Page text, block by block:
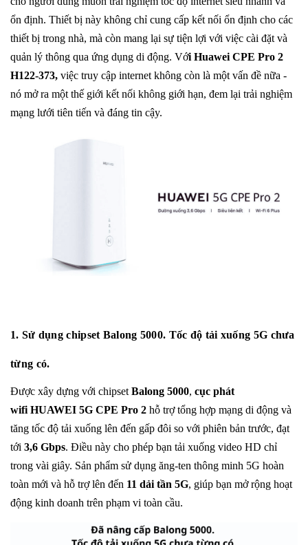
ổn định. Thiết bị này không chỉ cung cấp kết nối ổn định cho các
thiết bị trong nhà, mà còn mang lại sự tiện lợi với việc cài đặt và
quản lý thông qua ứng dụng di động. Với Huawei CPE Pro 2
H122-373, việc truy cập internet không còn là một vấn đề nữa -
nó mở ra một thế giới kết nối không giới hạn, đem lại trải nghiệm
mạng lưới tiên tiến và đáng tin cậy.
1. Sử dụng chipset Balong 5000. Tốc độ tải xuống 5G chưa
từng có.
Được xây dựng với chipset Balong 5000, cục phát
wifi HUAWEI 5G CPE Pro 2 hỗ trợ tổng hợp mạng di động và
tăng tốc độ tải xuống lên đến gấp đôi so với phiên bản trước, đạt
tới 3,6 Gbps. Điều này cho phép bạn tải xuống video HD chỉ
trong vài giây. Sản phẩm sử dụng ăng-ten thông minh 5G hoàn
toàn mới và hỗ trợ lên đến 11 dải tần 5G, giúp bạn mở rộng hoạt
động kinh doanh trên phạm vi toàn cầu.